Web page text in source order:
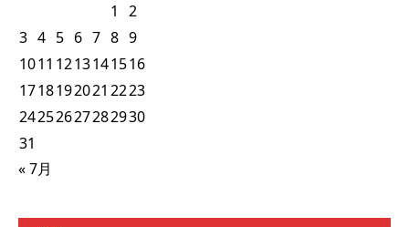
1
2
3 4 5 6 7 8 9
1011 1213141516
1718192021 2223
24252627282930
31
« 7月